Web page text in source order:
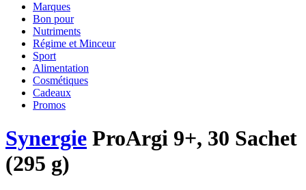
Marques
Bon pour
Nutriments
Régime et Minceur
Sport
Alimentation
Cosmétiques
Cadeaux
Promos
Synergie ProArgi 9+, 30 Sachet
(295 g)